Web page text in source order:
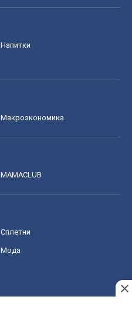
Напитки
Mакроэкономика
MAMACLUB
Сплетни
Мода